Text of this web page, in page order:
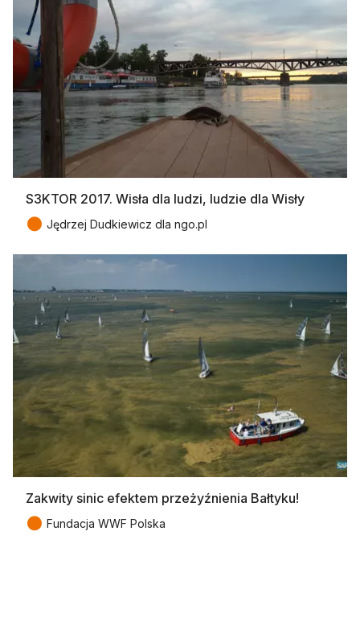
S3KTOR 2017. Wisła dla ludzi, ludzie dla Wisły
● Jędrzej Dudkiewicz dla ngo.pl
Zakwity sinic efektem przeżyźnienia Bałtyku!
● Fundacja WWF Polska